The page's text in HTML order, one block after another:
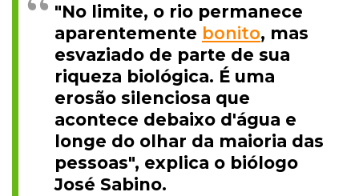
"No limite, o rio permanece
aparentemente bonito, mas
esvaziado de parte de sua
riqueza biológica. É uma
erosão silenciosa que
acontece debaixo d'água e
longe do olhar da maioria das
pessoas", explica o biólogo
José Sabino.